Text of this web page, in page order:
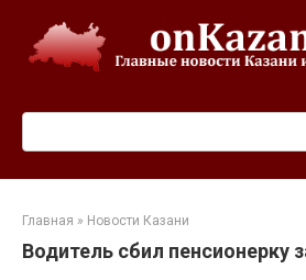
контенту
Главная » Новости Казани
Водитель сбил пенсионерку